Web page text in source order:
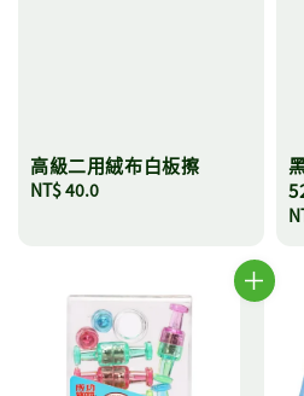
高級二用絨布白板擦
Regular
NT$ 40.0